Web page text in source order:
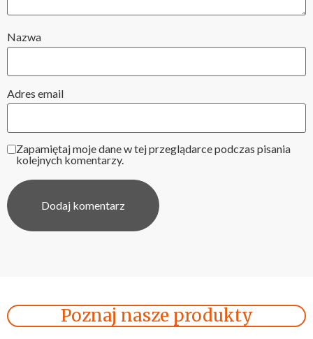
Nazwa
Adres email
Zapamiętaj moje dane w tej przeglądarce podczas pisania
kolejnych komentarzy.
Poznaj nasze produkty